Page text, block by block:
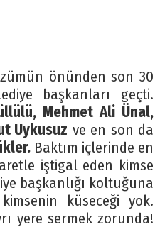
önünden son 30
başkanları geçti.
Mehmet Ali Ünal,
Uykusuz ve en son da
Baktım içlerinde en
iştigal eden kimse
başkanlığı koltuğuna
küseceği yok.
yere sermek zorunda!